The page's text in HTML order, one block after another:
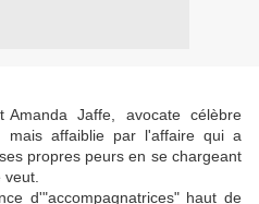
Amanda Jaffe, avocate célèbre
mais affaiblie par l'affaire qui a
propres peurs en se chargeant
d'"accompagnatrices" haut de